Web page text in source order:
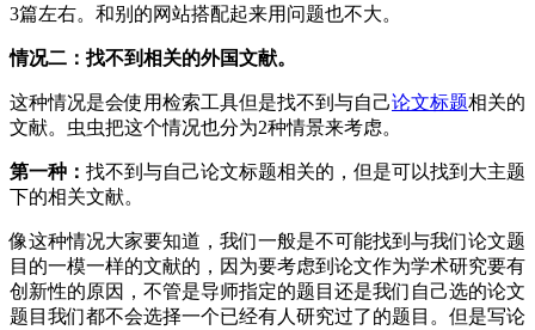
3篇左右。和别的网站搭配起来用问题也不大。
情况二：找不到相关的外国文献。
这种情况是会使用检索工具但是找不到与自己论文标题相关的
文献。虫虫把这个情况也分为2种情景来考虑。
第一种： 找不到与自己论文标题相关的，但是可以找到大主题
下的相关文献。
像这种情况大家要知道，我们一般是不可能找到与我们论文题
目的一模一样的文献的，因为要考虑到论文作为学术研究要有
创新性的原因，不管是导师指定的题目还是我们自己选的论文
题目我们都不会选择一个已经有人研究过了的题目。但是写论